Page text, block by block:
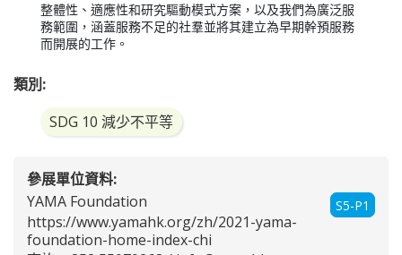
整體性、適應性和研究驅動模式方案，以及我們為廣泛服
務範圍，涵蓋服務不足的社羣並將其建立為早期幹預服務
而開展的工作。
類別:
SDG 10 減少不平等
參展單位資料:
S5-P1
YAMA Foundation
https://www.yamahk.org/zh/2021-yama-
foundation-home-index-chi